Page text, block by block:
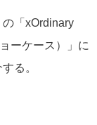
「xOrdinary
ーケース）」に
る。